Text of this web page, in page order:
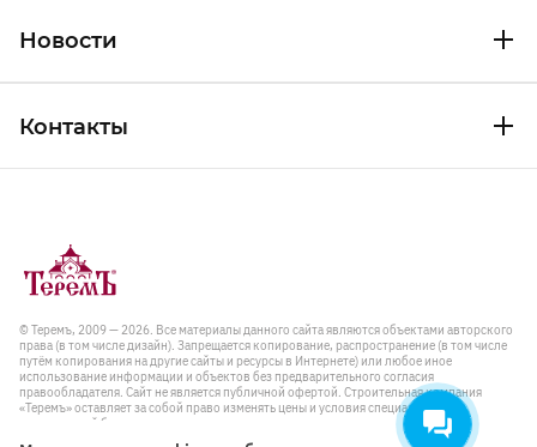
Новости
Контакты
© Теремъ, 2009 — 2026. Все материалы данного сайта являются объектами авторского
права (в том числе дизайн). Запрещается копирование, распространение (в том числе
путём копирования на другие сайты и ресурсы в Интернете) или любое иное
использование информации и объектов без предварительного согласия
правообладателя. Cайт не является публичной офертой. Строительная компания
«Теремъ» оставляет за собой право изменять цены и условия специальных
предложений без предварительного уведомления.